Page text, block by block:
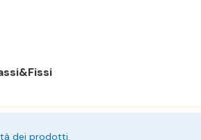
dei prodotti.